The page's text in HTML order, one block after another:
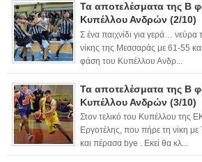
Τα αποτελέσματα της Β
Κυπέλλου Ανδρών (2/10)
Σ ένα παιχνίδι για γερά…
νίκης της Μεσσαράς με 61-55
φάση του Κυπέλλου Ανδρ...
Τα αποτελέσματα της Β
Κυπέλλου Ανδρών (3/10)
Στον τελικό του Κυπέλλου της
Εργοτέλης, που πήρε τη νίκη
και πέρασα bye . Εκεί θα κλ...